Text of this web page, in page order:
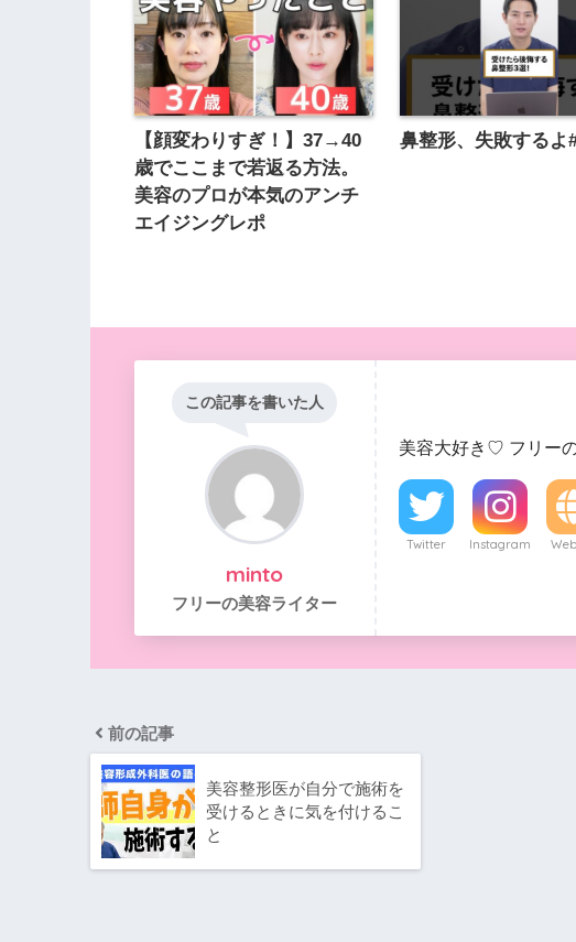
【顔変わりすぎ！】37→40
歳でここまで若返る方法。
美容のプロが本気のアンチ
エイジングレポ
鼻整形、失敗する
この記事を書いた人
minto
フリーの美容ライター
美容大好き♡ フリー
Twitter Instagram
前の記事
美容整形医が自分で施術を
受けるときに気を付けるこ
と